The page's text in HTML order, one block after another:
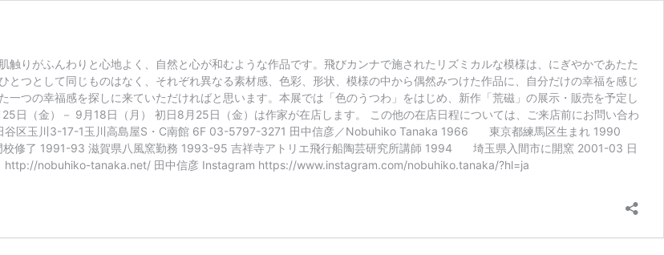
触りがふんわりと心地よく、自然と心が和むような作品です。飛びカンナで施されたリズミカルな模様は、にぎやかであたた
とつとして同じものはなく、それぞれ異なる素材感、色彩、形状、模様の中から偶然みつけた作品に、自分だけの幸福を感じ
一つの幸福感を探しに来ていただければと思います。本展では「色のうつわ」をはじめ、新作「荒磁」の展示・販売を予定し
日（金）－ 9月18日（月） 初日8月25日（金）は作家が在店します。 この他の在店日程については、ご来店前にお問い合わ
谷区玉川3-17-1玉川高島屋S・C南館 6F 03-5797-3271 田中信彦／Nobuhiko Tanaka 1966 東京都練馬区生まれ 1990
修了 1991-93 滋賀県八風窯勤務 1993-95 吉祥寺アトリエ飛行船陶芸研究所講師 1994 埼玉県入間市に開窯 2001-03 日
http://nobuhiko-tanaka.net/ 田中信彦 Instagram https://www.instagram.com/nobuhiko.tanaka/?hl=ja